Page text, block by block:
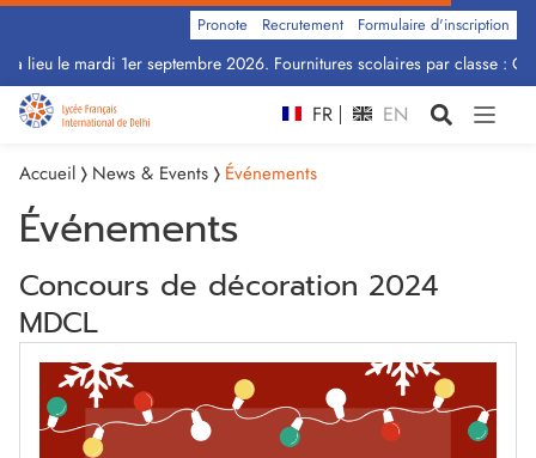
lieu le mardi 1er septembre 2026. Fournitures scolaires par classe :
Pronote Recrutement Formulaire d'inscription
FR EN
Accueil News & Events Événements
Événements
Concours de décoration 2024
MDCL